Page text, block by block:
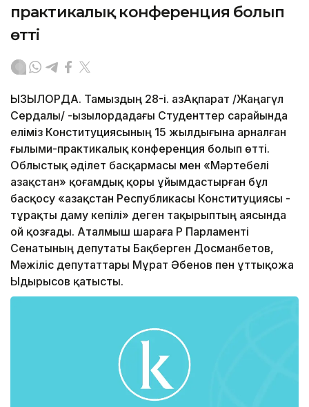
практикалық конференция болып
өтті
ҚЫЗЫЛОРДА. Тамыздың 28-і. ҚазАқпарат /Жаңагүл
Сердалы/ -Қызылордадағы Студенттер сарайында
еліміз Конституциясының 15 жылдығына арналған
ғылыми-практикалық конференция болып өтті.
Облыстық әділет басқармасы мен «Мәртебелі
Қазақстан» қоғамдық қоры ұйымдастырған бұл
басқосу «Қазақстан Республикасы Конституциясы -
тұрақты даму кепілі» деген тақырыптың аясында
ой қозғады. Аталмыш шараға ҚР Парламенті
Сенатының депутаты Бақберген Досманбетов,
Мәжіліс депутаттары Мұрат Әбенов пен Құттықожа
Ыдырысов қатысты.